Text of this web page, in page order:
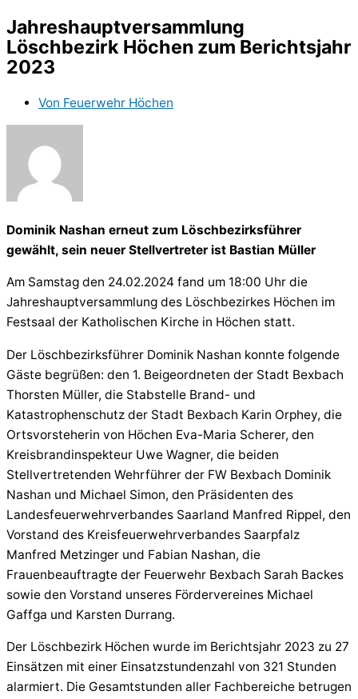
Jahreshauptversammlung
Löschbezirk Höchen zum Berichtsjahr
2023
Von Feuerwehr Höchen
Dominik Nashan erneut zum Löschbezirksführer
gewählt, sein neuer Stellvertreter ist Bastian Müller
Am Samstag den 24.02.2024 fand um 18:00 Uhr die
Jahreshauptversammlung des Löschbezirkes Höchen im
Festsaal der Katholischen Kirche in Höchen statt.
Der Löschbezirksführer Dominik Nashan konnte folgende
Gäste begrüßen: den 1. Beigeordneten der Stadt Bexbach
Thorsten Müller, die Stabstelle Brand- und
Katastrophenschutz der Stadt Bexbach Karin Orphey, die
Ortsvorsteherin von Höchen Eva-Maria Scherer, den
Kreisbrandinspekteur Uwe Wagner, die beiden
Stellvertretenden Wehrführer der FW Bexbach Dominik
Nashan und Michael Simon, den Präsidenten des
Landesfeuerwehrverbandes Saarland Manfred Rippel, den
Vorstand des Kreisfeuerwehrverbandes Saarpfalz
Manfred Metzinger und Fabian Nashan, die
Frauenbeauftragte der Feuerwehr Bexbach Sarah Backes
sowie den Vorstand unseres Fördervereines Michael
Gaffga und Karsten Durrang.
Der Löschbezirk Höchen wurde im Berichtsjahr 2023 zu 27
Einsätzen mit einer Einsatzstundenzahl von 321 Stunden
alarmiert. Die Gesamtstunden aller Fachbereiche betrugen